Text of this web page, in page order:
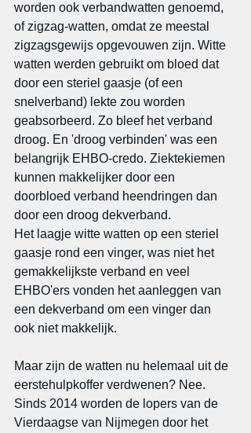
worden ook verbandwatten genoemd,
of zigzag-watten, omdat ze meestal
zigzagsgewijs opgevouwen zijn. Witte
watten werden gebruikt om bloed dat
door een steriel gaasje (of een
snelverband) lekte zou worden
geabsorbeerd. Zo bleef het verband
droog. En 'droog verbinden' was een
belangrijk EHBO-credo. Ziektekiemen
kunnen makkelijker door een
doorbloed verband heendringen dan
door een droog dekverband.
Het laagje witte watten op een steriel
gaasje rond een vinger, was niet het
gemakkelijkste verband en veel
EHBO'ers vonden het aanleggen van
een dekverband om een vinger dan
ook niet makkelijk.
Maar zijn de watten nu helemaal uit de
eerstehulpkoffer verdwenen? Nee.
Sinds 2014 worden de lopers van de
Vierdaagse van Nijmegen door het